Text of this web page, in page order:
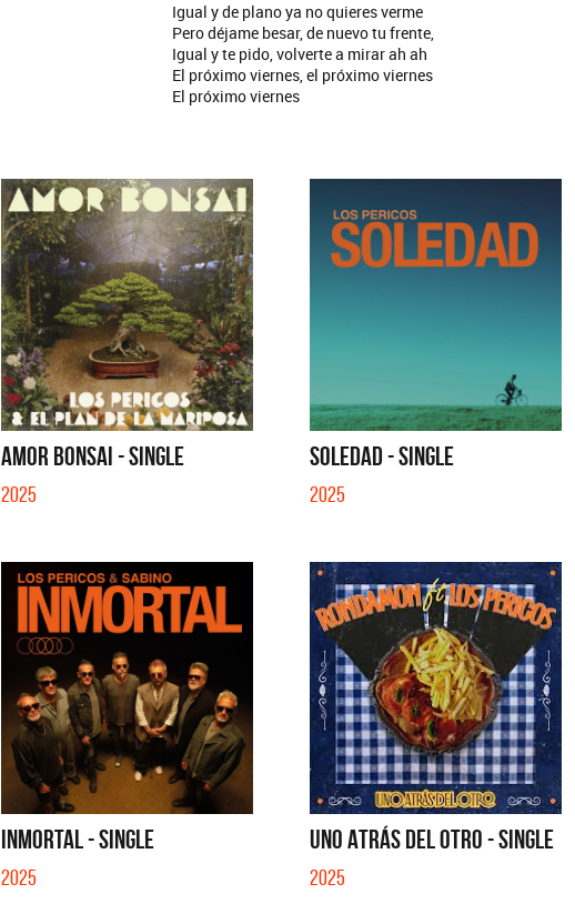
Igual y de plano ya no quieres verme
Pero déjame besar, de nuevo tu frente,
Igual y te pido, volverte a mirar ah ah
El próximo viernes, el próximo viernes
El próximo viernes
AMOR BONSAI - SINGLE
2025
SOLEDAD - SINGLE
2025
INMORTAL - SINGLE
2025
UNO ATRÁS DEL OTRO - SINGLE
2025